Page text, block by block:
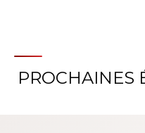
À propos du
PROCHAINES